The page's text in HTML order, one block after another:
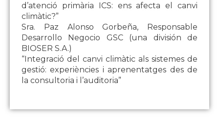
d’atenció primària ICS: ens afecta el canvi
climàtic?”
Sra. Paz Alonso Gorbeña, Responsable
Desarrollo Negocio GSC (una división de
BIOSER S.A.)
“Integració del canvi climàtic als sistemes de
gestió: experiències i aprenentatges des de
la consultoria i l’auditoria”